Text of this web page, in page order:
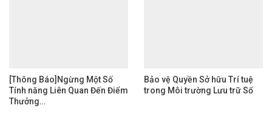
[Thông Báo]Ngừng Một Số
Tính năng Liên Quan Đến Điểm
Thưởng…
Bảo vệ Quyền Sở hữu Trí tuệ
trong Môi trường Lưu trữ Số